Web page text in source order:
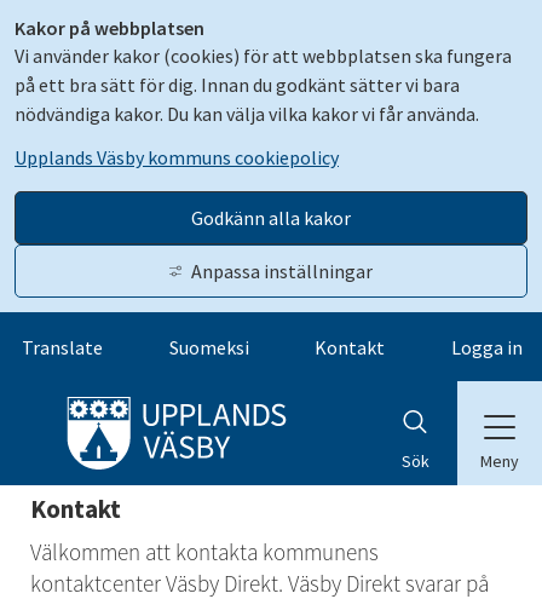
Kakor på webbplatsen
Vi använder kakor (cookies) för att webbplatsen ska fungera
på ett bra sätt för dig. Innan du godkänt sätter vi bara
nödvändiga kakor. Du kan välja vilka kakor vi får använda.
Upplands Väsby kommuns cookiepolicy
Godkänn alla kakor
Anpassa inställningar
Gå till innehåll
Translate Suomeksi Kontakt Logga in
Sök Meny
Kontakt
Välkommen att kontakta kommunens
kontaktcenter Väsby Direkt. Väsby Direkt svarar på